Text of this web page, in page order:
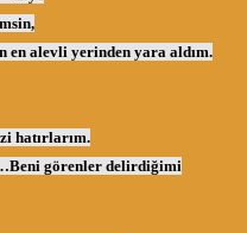
en alevli yerinden yara aldım.
hatırlarım.
Beni görenler delirdiğimi